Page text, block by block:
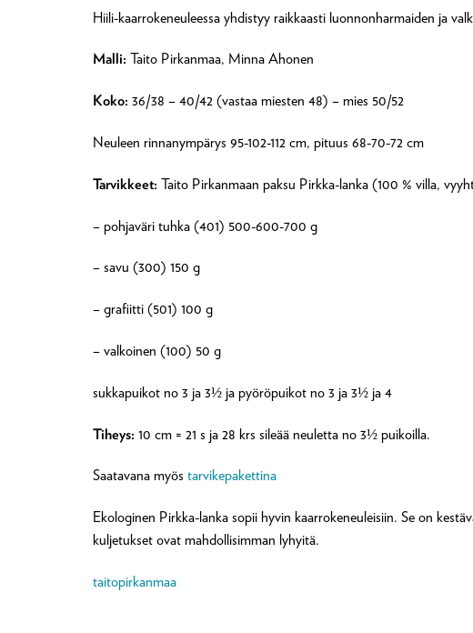
Hiili-kaarrokeneuleessa yhdistyy raikkaasti luonnonharmaiden ja
Malli: Taito Pirkanmaa, Minna Ahonen
Koko: 36/38 – 40/42 (vastaa miesten 48) – mies 50/52
Neuleen rinnanympärys 95-102-112 cm, pituus 68-70-72 cm
Tarvikkeet: Taito Pirkanmaan paksu Pirkka-lanka (100 % villa,
– pohjaväri tuhka (401) 500-600-700 g
– savu (300) 150 g
– grafiitti (501) 100 g
– valkoinen (100) 50 g
sukkapuikot no 3 ja 3½ ja pyöröpuikot no 3 ja 3½ ja 4
Tiheys: 10 cm = 21 s ja 28 krs sileää neuletta no 3½ puikoilla.
Saatavana myös tarvikepakettina
Ekologinen Pirkka-lanka sopii hyvin kaarrokeneuleisiin. Se on
kuljetukset ovat mahdollisimman lyhyitä.
taitopirkanmaa